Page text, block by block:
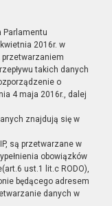
Parlamentu
2016r. w
takich danych
o
4 maja 2016r., dalej
znajdują się w
są przetwarzane w
obowiązków
ust.1 lit.c RODO),
będącego adresem
danych w